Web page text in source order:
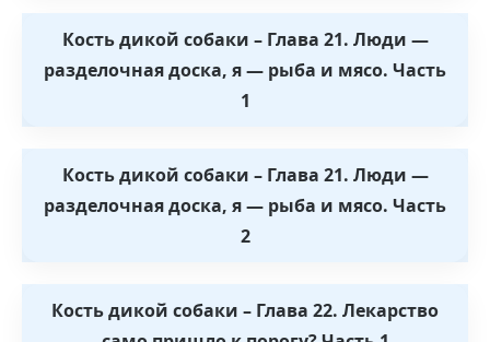
Кость дикой собаки – Глава 21. Люди —
разделочная доска, я — рыба и мясо. Часть
1
Кость дикой собаки – Глава 21. Люди —
разделочная доска, я — рыба и мясо. Часть
2
Кость дикой собаки – Глава 22. Лекарство